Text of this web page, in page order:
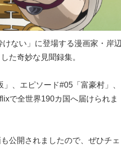
けない」に登場する漫画家・岸辺
た奇妙な見聞録集。
、エピソード#05「富豪村」、
で全世界190カ国へ届けられま
公開されましたので、ぜひチェ